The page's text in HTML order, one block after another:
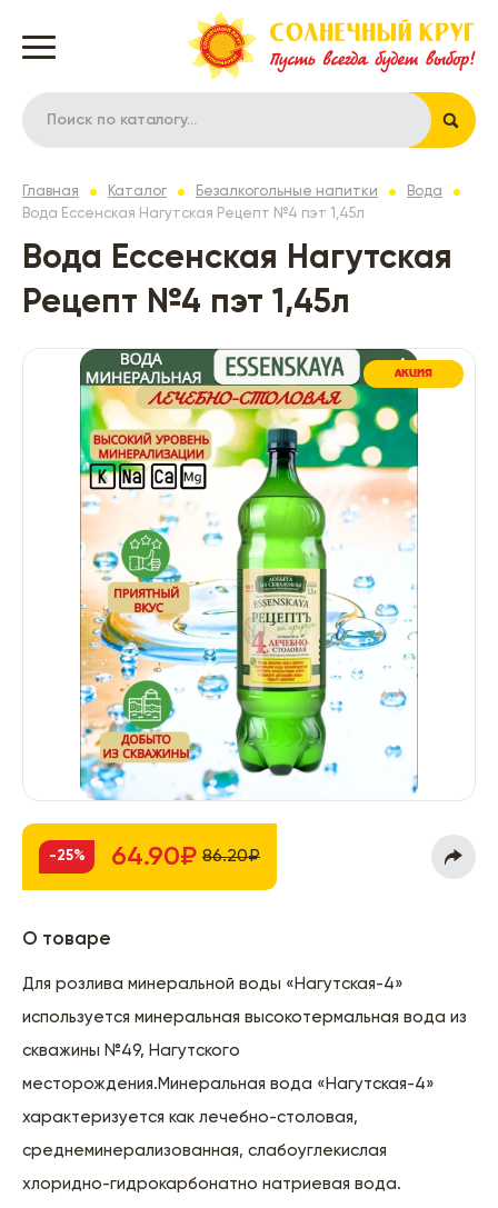
Главная Каталог Безалкогольные напитки
Вода
Вода Ессенская Нагутская Рецепт №4 пэт 1,45л
Вода Ессенская Нагутская
Рецепт №4 пэт 1,45л
АКЦИЯ
-25% 64.90₽ 86.20₽
О товаре
Для розлива минеральной воды «Нагутская-4»
используется минеральная высокотермальная вода из
скважины №49, Нагутского
месторождения.Минеральная вода «Нагутская-4»
характеризуется как лечебно-столовая,
среднеминерализованная, слабоуглекислая
хлоридно-гидрокарбонатно натриевая вода.